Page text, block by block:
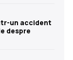
un accident
despre